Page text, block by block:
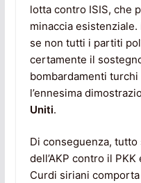
lotta contro ISIS, che
minaccia
se non tutti i partiti
certamente il
bombardamenti
l’ennesima
Uniti.
Di conseguenza,
dell’AKP contro il
Curdi siriani comporta